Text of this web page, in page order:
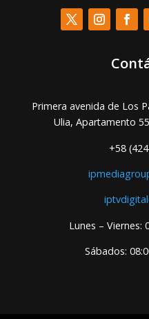
Primera avenida de Los
Ulia, Apartamento 55
+58
Lunes – Viernes:
Sábados: